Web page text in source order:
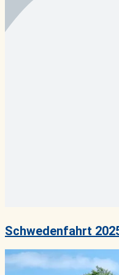
Schwedenfahrt